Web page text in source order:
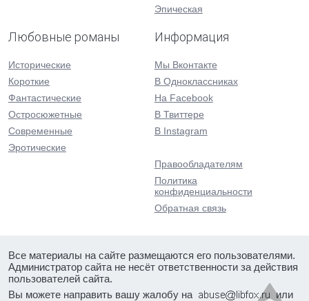
Эпическая
Любовные романы
Исторические
Короткие
Фантастические
Остросюжетные
Современные
Эротические
Информация
Мы Вконтакте
В Одноклассниках
На Facebook
В Твиттере
В Instagram
Правообладателям
Политика
конфиденциальности
Обратная связь
Все материалы на сайте размещаются его пользователями.
Администратор сайта не несёт ответственности за действия
пользователей сайта.
Вы можете направить вашу жалобу на
или